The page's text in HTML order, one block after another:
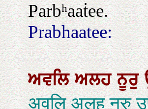
Parbʰaaṫee.
Prabhaatee:
ਅਵਲਿਅਲਹਨੂਰੁ
अवलि अलह नूरु